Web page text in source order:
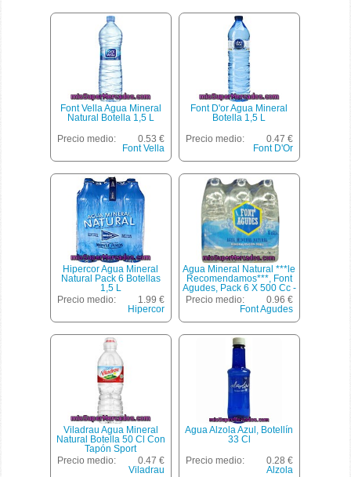
Font Vella Agua Mineral
Natural Botella 1,5 L
Precio medio:
0.53 €
Font Vella
Font D'or Agua Mineral
Botella 1,5 L
Precio medio:
0.47 €
Font D'Or
Hipercor Agua Mineral
Natural Pack 6 Botellas
1,5 L
Precio medio:
1.99 €
Hipercor
Agua Mineral Natural ***le
Recomendamos***, Font
Agudes, Pack 6 X 500 Cc -
3000 Cc
Precio medio:
0.96 €
Font Agudes
Viladrau Agua Mineral
Natural Botella 50 Cl Con
Tapón Sport
Precio medio:
0.47 €
Viladrau
Agua Alzola Azul, Botellín
33 Cl
Precio medio:
0.28 €
Alzola